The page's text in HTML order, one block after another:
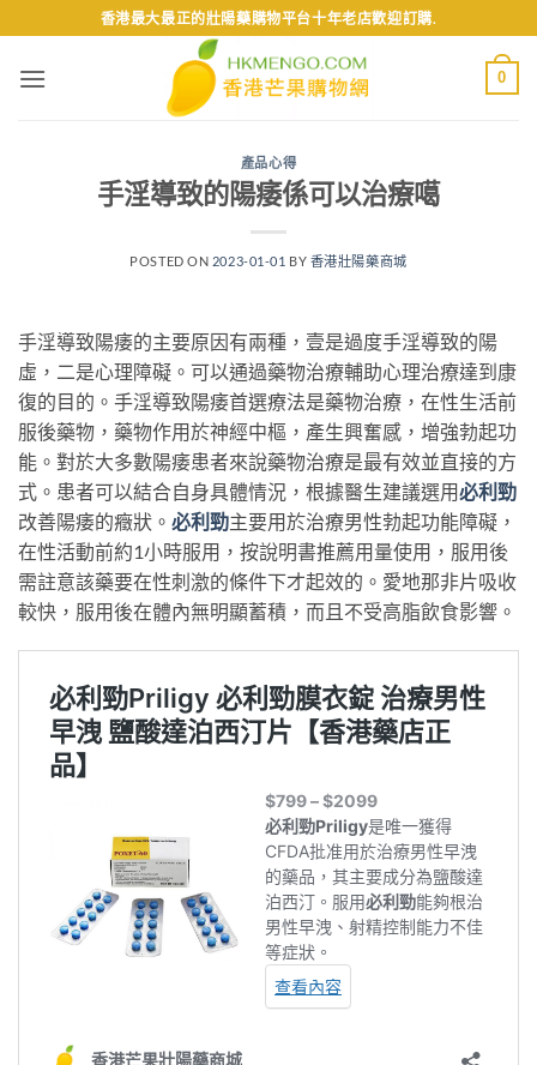
to
content
香港最大最正的壯陽藥購物平台十年老店歡迎訂購.
0
產品心得
手淫導致的陽痿係可以治療噶
POSTED ON 2023-01-01 BY 香港壯陽藥商城
手淫導致陽痿的主要原因有兩種，壹是過度手淫導致的陽
虛，二是心理障礙。可以通過藥物治療輔助心理治療達到康
復的目的。手淫導致陽痿首選療法是藥物治療，在性生活前
服後藥物，藥物作用於神經中樞，產生興奮感，增強勃起功
能。對於大多數陽痿患者來說藥物治療是最有效並直接的方
式。患者可以結合自身具體情況，根據醫生建議選用必利勁
改善陽痿的癥狀。 必利勁主要用於治療男性勃起功能障礙，
在性活動前約1小時服用，按說明書推薦用量使用，服用後
需註意該藥要在性刺激的條件下才起效的。愛地那非片吸收
較快，服用後在體內無明顯蓄積，而且不受高脂飲食影響。